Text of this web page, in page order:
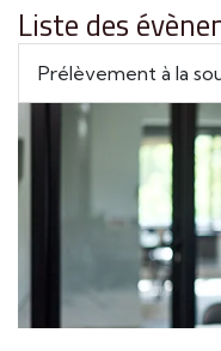
Liste des
Prélèvement à la